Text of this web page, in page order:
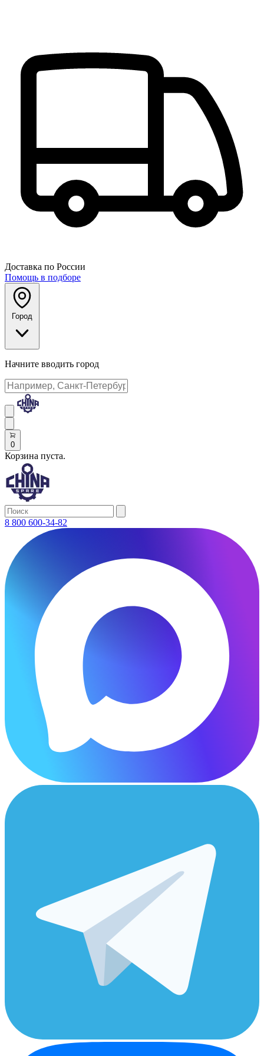
Доставка по России
Помощь в подборе
Город
Начните вводить город
0
Корзина пуста.
8 800 600-34-82